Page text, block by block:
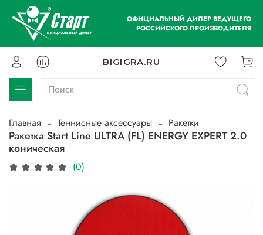
ОФИЦИАЛЬНЫЙ ДИЛЕР ВЕДУЩЕГО
РОССИЙСКОГО ПРОИЗВОДИТЕЛЯ
BIGIGRA.RU
Главная Теннисные аксессуары Ракетки
Ракетка Start Line ULTRA (FL) ENERGY EXPERT 2.0
коническая
(0)